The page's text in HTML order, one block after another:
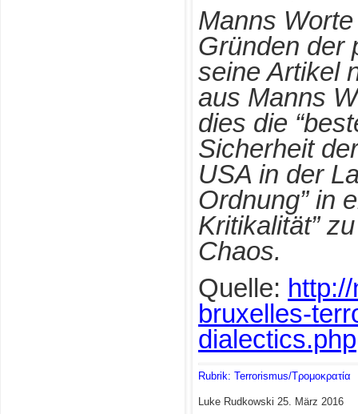
Manns
Gründen der
seine Artikel
aus Manns
dies die
Sicherheit
USA in der
Ordnung” in
Kritikalität”
Chaos.
Quelle:
bruxelles-
dialectics.php
Rubrik: Terrorismus/Τρομοκρατία
Luke Rudkowski 25. März 2016